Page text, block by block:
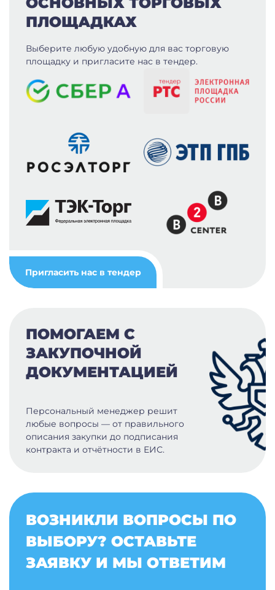
ПЛОЩАДКАХ
Выберите любую удобную для вас торговую
площадку и пригласите нас в тендер.
Пригласить нас в тендер
ПОМОГАЕМ С
ЗАКУПОЧНОЙ
ДОКУМЕНТАЦИЕЙ
Персональный менеджер решит
любые вопросы — от правильного
описания закупки до подписания
контракта и отчётности в ЕИС.
ВОЗНИКЛИ ВОПРОСЫ ПО
ВЫБОРУ? ОСТАВЬТЕ
ЗАЯВКУ И МЫ ОТВЕТИМ